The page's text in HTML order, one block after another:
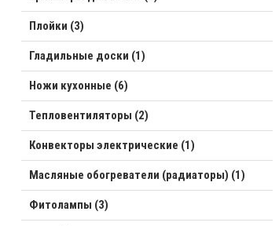
Плойки (3)
Гладильные доски (1)
Ножи кухонные (6)
Тепловентиляторы (2)
Конвекторы электрические (1)
Масляные обогреватели (радиаторы) (1)
Фитолампы (3)